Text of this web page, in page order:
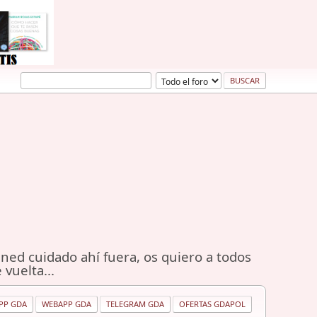
cuidado ahí fuera, os quiero a todos
vuelta...
GDA WEBAPP GDA TELEGRAM GDA OFERTAS GDAPOL